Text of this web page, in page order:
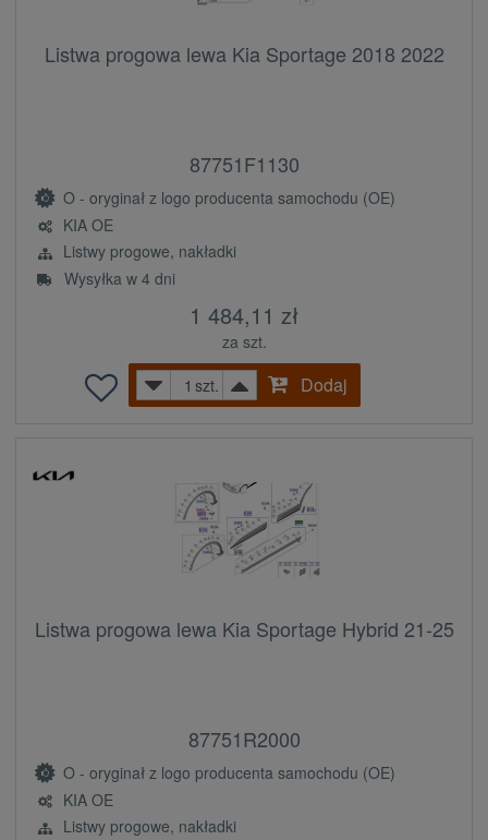
Listwa progowa lewa Kia Sportage 2018 2022
87751F1130
O - oryginał z logo producenta samochodu (OE)
KIA OE
Listwy progowe, nakładki
Wysyłka w 4 dni
1 484,11 zł
za szt.
szt.
Dodaj
Listwa progowa lewa Kia Sportage Hybrid 21-25
87751R2000
O - oryginał z logo producenta samochodu (OE)
KIA OE
Listwy progowe, nakładki